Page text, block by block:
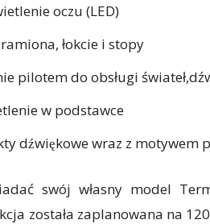
oczu (LED)
łokcie i stopy
pilotem do obsługi
w podstawce
dźwiękowe wraz z motywem
swój własny model
została zaplanowana na